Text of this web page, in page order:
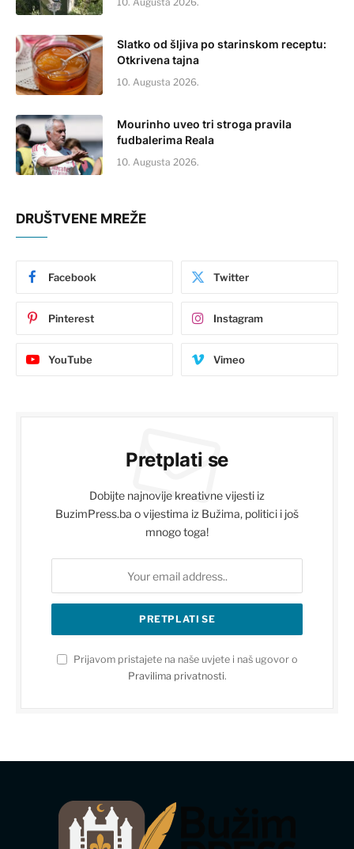
Slatko od šljiva po starinskom receptu:
Otkrivena tajna
10. Augusta 2026.
Mourinho uveo tri stroga pravila
fudbalerima Reala
10. Augusta 2026.
DRUŠTVENE MREŽE
Facebook Twitter
Pinterest Instagram
YouTube Vimeo
Pretplati se
Dobijte najnovije kreativne vijesti iz
BuzimPress.ba o vijestima iz Bužima, politici i još
mnogo toga!
Prijavom pristajete na naše uvjete i naš ugovor o
Pravilima privatnosti.